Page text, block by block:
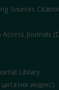
Sources
Journals
Library
индекс)